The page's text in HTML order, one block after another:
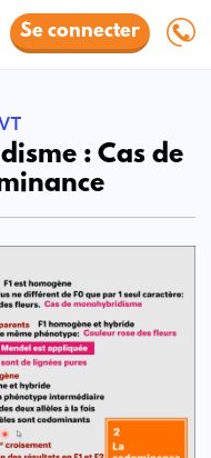
Se connecter
: Cas de